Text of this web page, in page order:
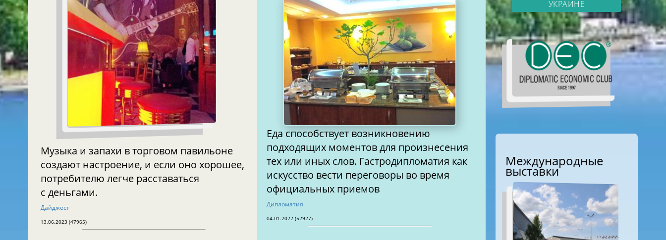
Музыка и запахи в торговом павильоне
создают настроение, и если оно хорошее,
потребителю легче расставаться
с деньгами.
Дайджест
13.06.2023 (47965)
Еда способствует возникновению
подходящих моментов для произнесения
тех или иных слов. Гастродипломатия как
искусство вести переговоры во время
официальных приемов
Дипломатия
04.01.2022 (52927)
УКРАИНЕ
Международные
выставки